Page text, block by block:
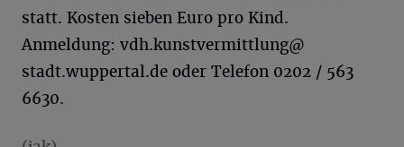
statt. Kosten sieben Euro pro Kind.
Anmeldung: vdh.kunstvermittlung@
stadt.wuppertal.de oder Telefon 0202 / 563
6630.